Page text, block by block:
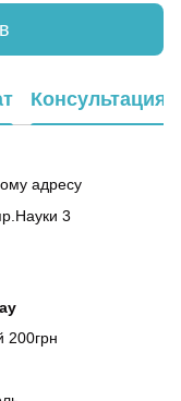
Консультация
адресу
3
200грн